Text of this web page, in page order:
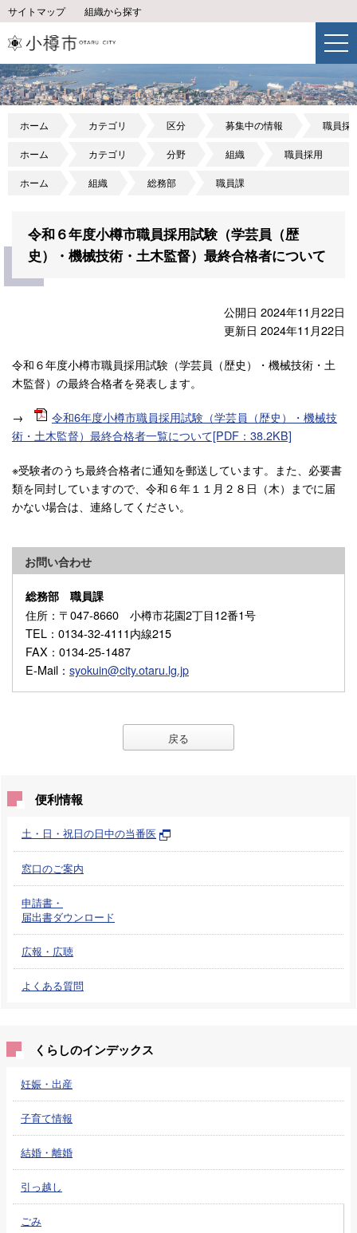
サイトマップ 組織から探す
ホーム カテゴリ 区分 募集中の情報 職員採
ホーム カテゴリ 分野 組織 職員採用
ホーム 組織 総務部 職員課
令和６年度小樽市職員採用試験（学芸員（歴
史）・機械技術・土木監督）最終合格者について
公開日 2024年11月22日
更新日 2024年11月22日
令和６年度小樽市職員採用試験（学芸員（歴史）・機械技術・土
木監督）の最終合格者を発表します。
→
令和6年度小樽市職員採用試験（学芸員（歴史）・機械技
術・土木監督）最終合格者一覧について[PDF：38.2KB]
※受験者のうち最終合格者に通知を郵送しています。また、必要書
類を同封していますので、令和６年１１月２８日（木）までに届
かない場合は、連絡してください。
お問い合わせ
総務部 職員課
住所 ：〒047-8660 小樽市花園2丁目12番1号
TEL ：0134-32-4111内線215
FAX ：0134-25-1487
E-Mail ： syokuin@city.otaru.lg.jp
戻る
便利情報
土・日・祝日の日中の当番医
窓口のご案内
申請書・
届出書ダウンロード
広報・広聴
よくある質問
くらしのインデックス
妊娠・出産
子育て情報
結婚・離婚
引っ越し
ごみ